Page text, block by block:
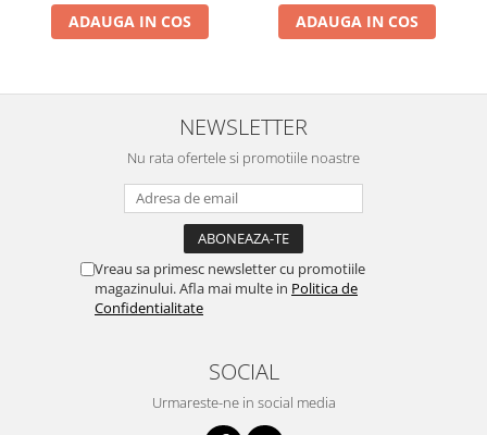
ADAUGA IN COS ADAUGA IN COS
NEWSLETTER
Nu rata ofertele si promotiile noastre
Vreau sa primesc newsletter cu promotiile
magazinului. Afla mai multe in Politica de
Confidentialitate
SOCIAL
Urmareste-ne in social media